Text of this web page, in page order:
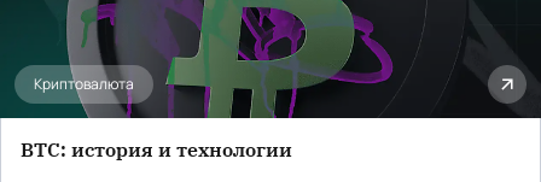
Криптовалюта
BTC: история и технологии